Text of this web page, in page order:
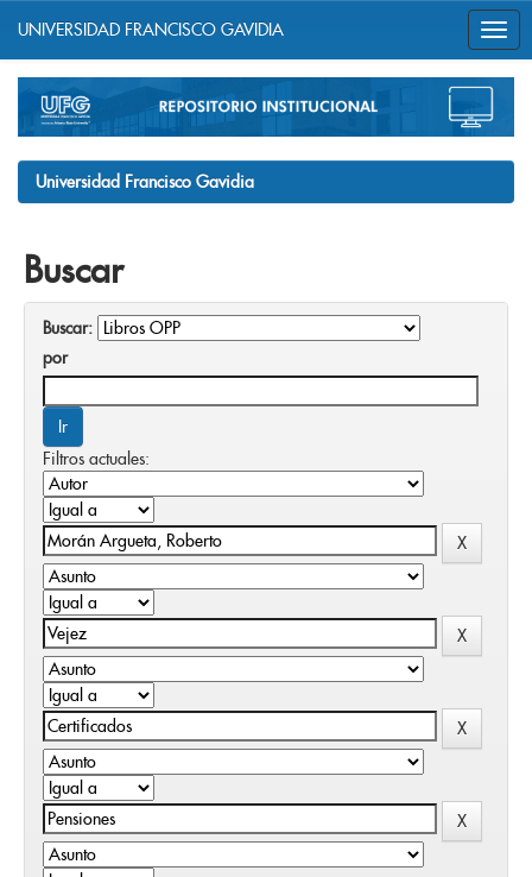
navigation
UNIVERSIDAD FRANCISCO GAVIDIA
Universidad Francisco Gavidia
Buscar
Buscar:
por
Filtros actuales: